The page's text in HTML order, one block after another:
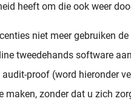
heeft om die ook weer
niet meer gebruiken
tweedehands software
proof (word hieronder
maken, zonder dat u zich